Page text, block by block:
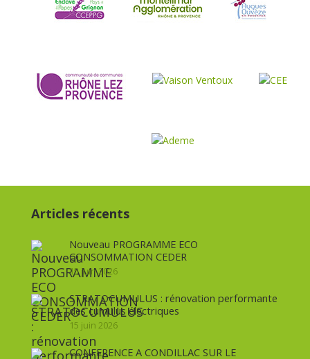
Articles récents
Nouveau PROGRAMME ECO
CONSOMMATION CEDER
15 juin 2026
STRATOCUMULUS : rénovation performante
des cumulus électriques
15 juin 2026
CONFERENCE A CONDILLAC SUR LE